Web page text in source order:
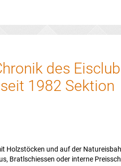
des Eisclub
1982 Sektion
Holzstöcken und auf der
Bratlschiessen oder interne